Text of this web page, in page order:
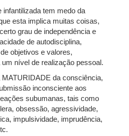
infantilizada tem medo da
esta implica muitas coisas,
grau de independência e
de autodisciplina,
objetivos e valores,
nível de realização pessoal.
da consciência,
inconsciente aos
subumanas, tais como
obsessão, agressividade,
impulsividade, imprudência,